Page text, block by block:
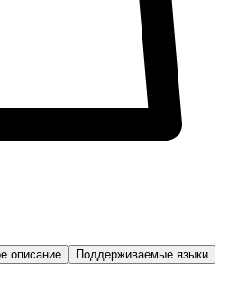
описание
Поддерживаемые языки